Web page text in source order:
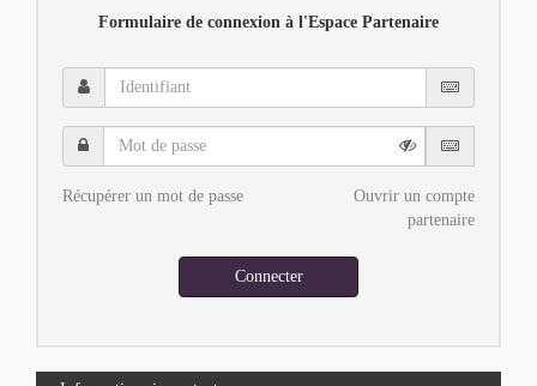
Formulaire de connexion à l'Espace Partenaire
Identifiant
Mot
de
Récupérer un mot de passe
Ouvrir un compte
partenaire
Connecter